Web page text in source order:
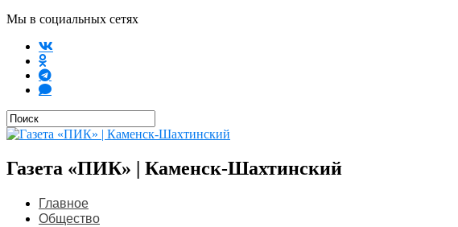
Мы в социальных сетях
Газета «ПИК» | Каменск-Шахтинский
Главное
Общество